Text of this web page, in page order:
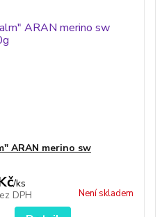
ARAN merino sw
/ks
DPH Není skladem